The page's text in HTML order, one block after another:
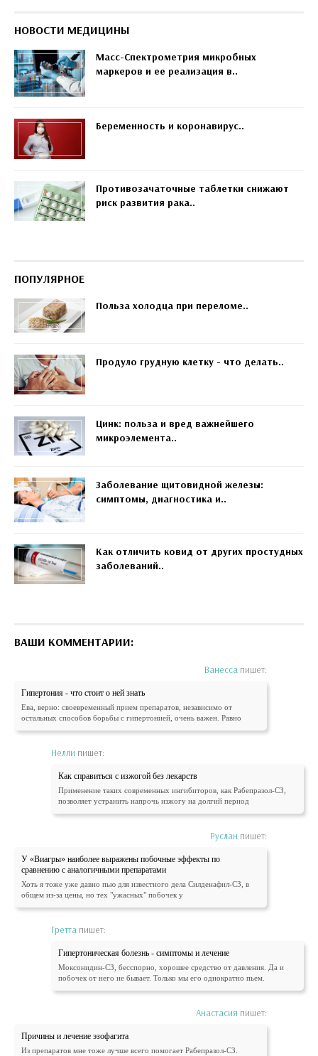
НОВОСТИ МЕДИЦИНЫ
Масс-Спектрометрия микробных
маркеров и ее реализация в..
Беременность и коронавирус..
Противозачаточные таблетки снижают
риск развития рака..
ПОПУЛЯРНОЕ
Польза холодца при переломе..
Продуло грудную клетку - что делать..
Цинк: польза и вред важнейшего
микроэлемента..
Заболевание щитовидной железы:
симптомы, диагностика и..
Как отличить ковид от других простудных
заболеваний..
ВАШИ КОММЕНТАРИИ:
Ванесса пишет:
Гипертония - что стоит о ней знать
Ева, верно: своевременный прием препаратов, независимо от
остальных способов борьбы с гипертонией, очень важен. Равно
Нелли пишет:
Как справиться с изжогой без лекарств
Применение таких современных ингибиторов, как Рабепразол-СЗ,
позволяет устранить напрочь изжогу на долгий период
Руслан пишет:
У «Виагры» наиболее выражены побочные эффекты по
сравнению с аналогичными препаратами
Хоть я тоже уже давно пью для известного дела Силденафил-СЗ, в
общем из-за цены, но тех "ужасных" побочек у
Гретта пишет:
Гипертоническая болезнь - симптомы и лечение
Моксонидин-СЗ, бесспорно, хорошее средство от давления. Да и
побочек от него не бывает. Только мы его однократно пьем.
Анастасия пишет:
Причины и лечение эзофагита
Из препаратов мне тоже лучше всего помогает Рабепразол-СЗ.